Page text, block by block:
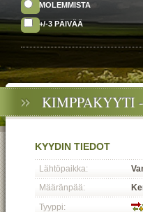
MOLEMMISTA
+/-3 PÄIVÄÄ
KIMPPAKYYTI
KYYDIN TIEDOT
Lähtöpaikka:
Määränpää:
Tyyppi: